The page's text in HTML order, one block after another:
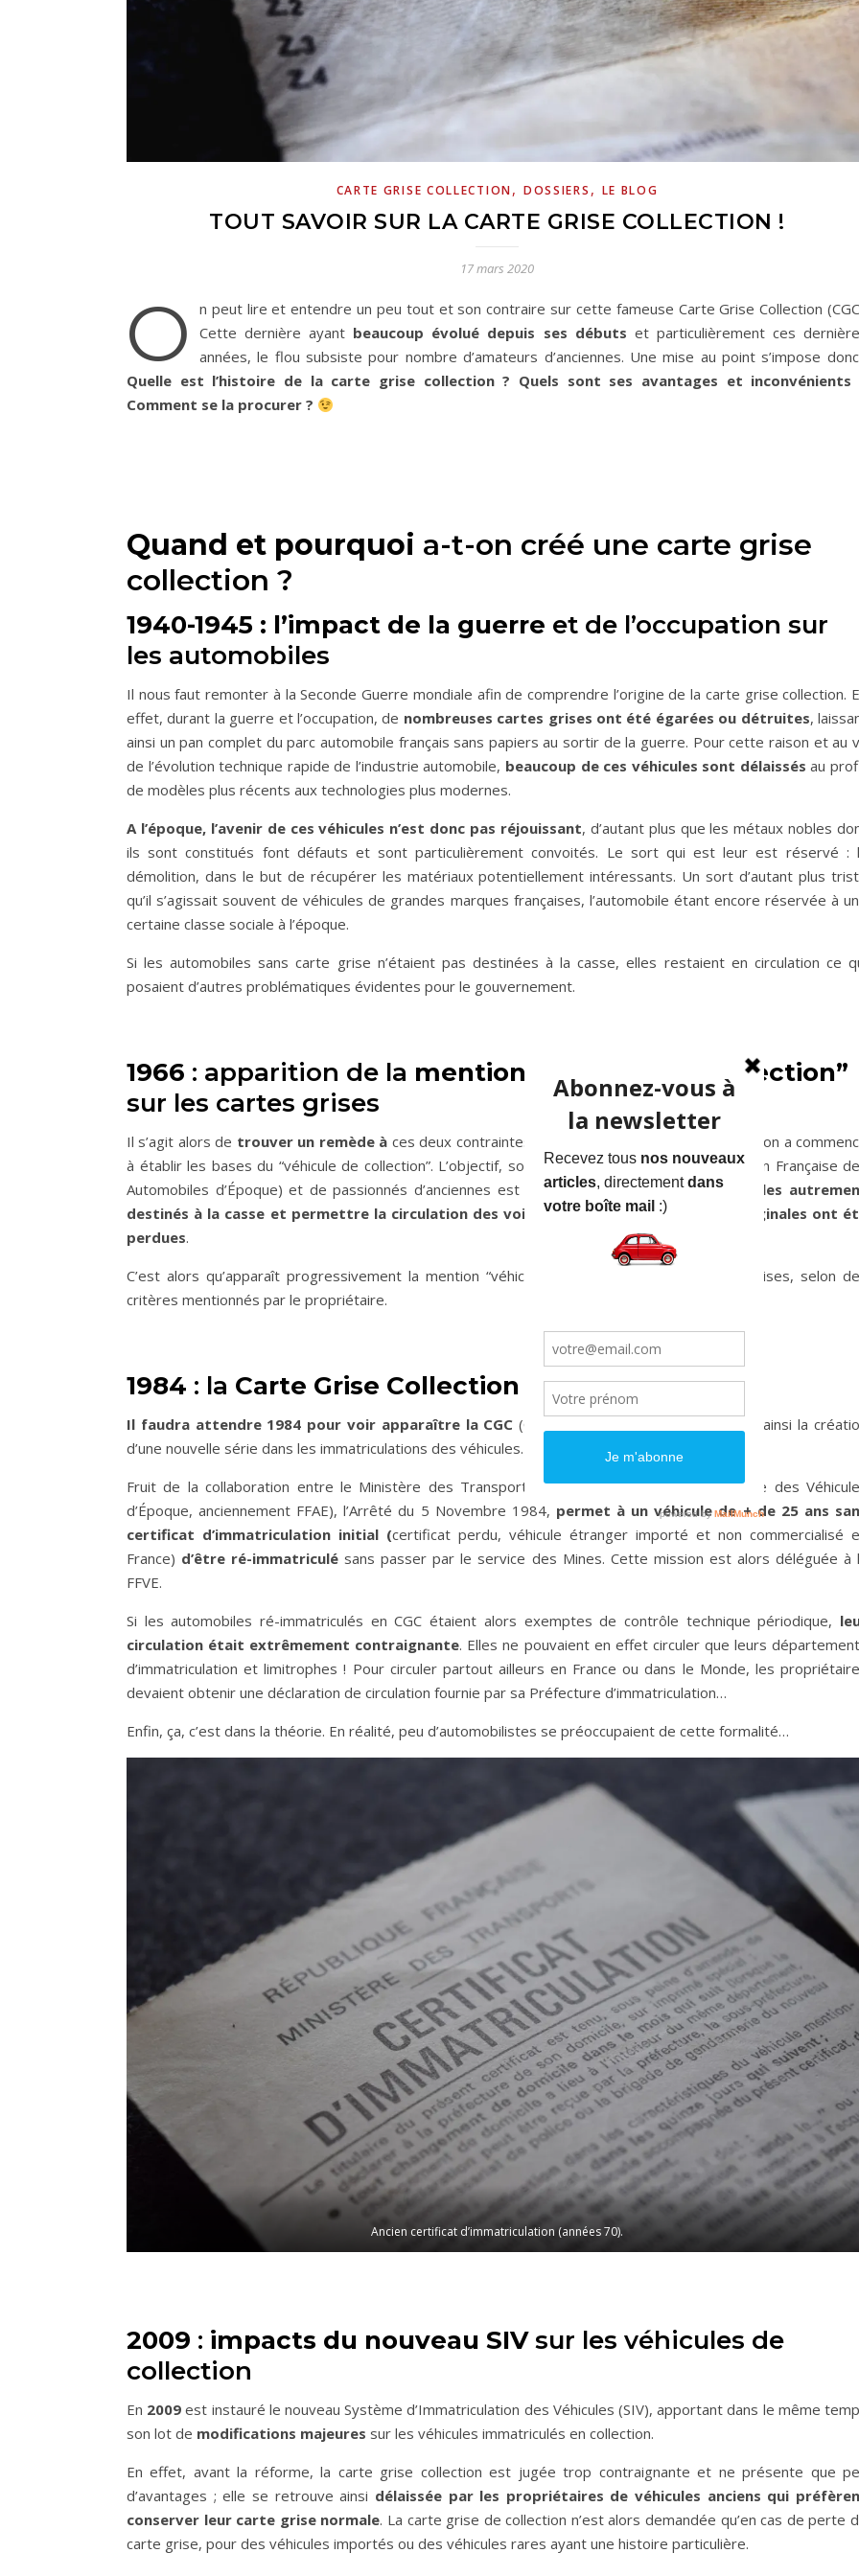
CARTE GRISE COLLECTION, DOSSIERS , LE BLOG
TOUT SAVOIR SUR LA CARTE GRISE COLLECTION !
17 mars 2020
O
n peut lire et entendre un peu tout et son contraire sur cette fameuse Carte Grise Collection
Cette dernière ayant beaucoup évolué depuis ses débuts et particulièrement ces
années, le flou subsiste pour nombre d’amateurs d’anciennes. Une mise au point s’impose
Quelle est l’histoire de la carte grise collection ? Quels sont ses avantages et inconvénients
Comment se la procurer ?
Quand et pourquoi a-t-on créé une carte grise
collection ?
1940-1945 : l’impact de la guerre et de l’occupation sur
les automobiles
Il nous faut remonter à la Seconde Guerre mondiale afin de comprendre l’origine de la carte grise collection.
effet, durant la guerre et l’occupation, de nombreuses cartes grises ont été égarées ou détruites,
ainsi un pan complet du parc automobile français sans papiers au sortir de la guerre. Pour cette raison et au
de l’évolution technique rapide de l’industrie automobile, beaucoup de ces véhicules sont délaissésau
de modèles plus récents aux technologies plus modernes.
A l’époque, l’avenir de ces véhicules n’est donc pas réjouissant, d’autant plus que les métaux nobles
ils sont constitués font défauts et sont particulièrement convoités. Le sort qui est leur est réservé :
démolition, dans le but de récupérer les matériaux potentiellement intéressants. Un sort d’autant plus
qu’il s’agissait souvent de véhicules de grandes marques françaises, l’automobile étant encore réservée à
certaine classe sociale à l’époque.
Si les automobiles sans carte grise n’étaient pas destinées à la casse, elles restaient en circulation ce
posaient d’autres problématiques évidentes pour le gouvernement.
1966 : apparition de la mention “véhicule de collection”
sur les cartes grises
Il s’agit alors de trouver un remède à ces deux contraintes. Ce n’est qu’à partir de 1966 que l’on a
à établir les bases du “véhicule de collection”. L’objectif, sous l’impulsion de la FFAE (Fédération Française
Automobiles d’Époque) et de passionnés d’anciennes est double :sauvegarder des véhicules
destinés à la casse et permettre la circulation des voitures dont les cartes grises originales ont
perdues.
C’est alors qu’apparaît progressivement la mention “véhicule de collection” sur les cartes grises, selon
critères mentionnés par le propriétaire.
1984 : la Carte Grise Collection (CGC)
Il faudra attendre 1984 pour voir apparaître la CGC (Carte Grise Collection), officialisant ainsi la
d’une nouvelle série dans les immatriculations des véhicules.
Fruit de la collaboration entre le Ministère des Transports et la FFVE (Fédération Française des
d’Époque, anciennement FFAE), l’Arrêté du 5 Novembre 1984, permet à un véhicule de + de 25 ans
certificat d’immatriculation initial (certificat perdu, véhicule étranger importé et non commercialisé
France) d’être ré-immatriculé sans passer par le service des Mines. Cette mission est alors déléguée à
FFVE.
Si les automobiles ré-immatriculés en CGC étaient alors exemptes de contrôle technique périodique,
circulation était extrêmement contraignante. Elles ne pouvaient en effet circuler que leurs
d’immatriculation et limitrophes ! Pour circuler partout ailleurs en France ou dans le Monde, les
devaient obtenir une déclaration de circulation fournie par sa Préfecture d’immatriculation…
Enfin, ça, c’est dans la théorie. En réalité, peu d’automobilistes se préoccupaient de cette formalité…
Ancien certificat d’immatriculation (années 70).
2009 : impacts du nouveau SIVsur les véhicules de
collection
En 2009est instauré le nouveau Système d’Immatriculation des Véhicules (SIV), apportant dans le même
son lot de modifications majeures sur les véhicules immatriculés en collection.
En effet, avant la réforme, la carte grise collection est jugée trop contraignante et ne présente que
d’avantages ; elle se retrouve ainsi délaissée par les propriétaires de véhicules anciens qui
conserver leur carte grise normale. La carte grise de collection n’est alors demandée qu’en cas de perte
carte grise, pour des véhicules importés ou des véhicules rares ayant une histoire particulière.